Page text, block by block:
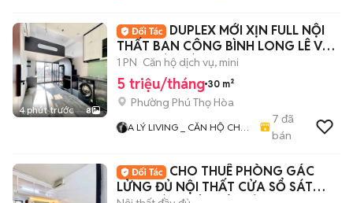
4 phút trước 8
DUPLEX MỚI XỊN FULL NỘI
THẤT BAN CÔNG BÌNH LONG LÊ VĂN
QUỚI HÒA BÌNH
1 PN Căn hộ dịch vụ, mini
5 triệu/tháng 30 m²
Phường Phú Thọ Hòa
A LÝ LIVING _ CĂN HỘ CHO
CHUNG CƯ - NHÀ Ở
7 đã
bán
CHO THUÊ PHÒNG GÁC
LỬNG ĐỦ NỘI THẤT CỬA SỔ SÁT